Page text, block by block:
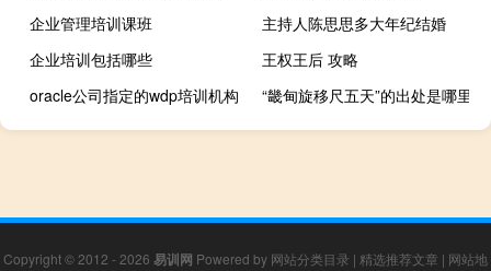
企业管理培训课班
主持人陈思思多大年纪结婚
企业培训包括哪些
王权王后 攻略
oracle公司指定的wdp培训机构
“畿甸旋移尺五天”的出处是哪里
Copyright © 2012 - 2026 易训网 Powered by 网站分类目录 | 精选推荐文章 | 网站地